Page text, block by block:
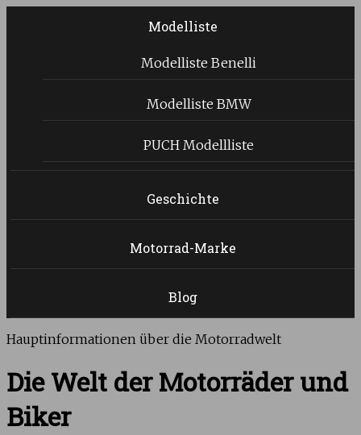
Modelliste
Modelliste Benelli
Modelliste BMW
PUCH Modellliste
Geschichte
Motorrad-Marke
Blog
Hauptinformationen über die Motorradwelt
Die Welt der Motorräder und
Biker